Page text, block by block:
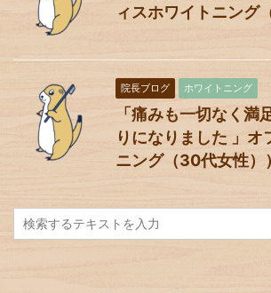
ィスホワイトニング
院長ブログ ホワイトニング
「痛みも一切なく満
りになりました 」オ
ニング（30代女性））